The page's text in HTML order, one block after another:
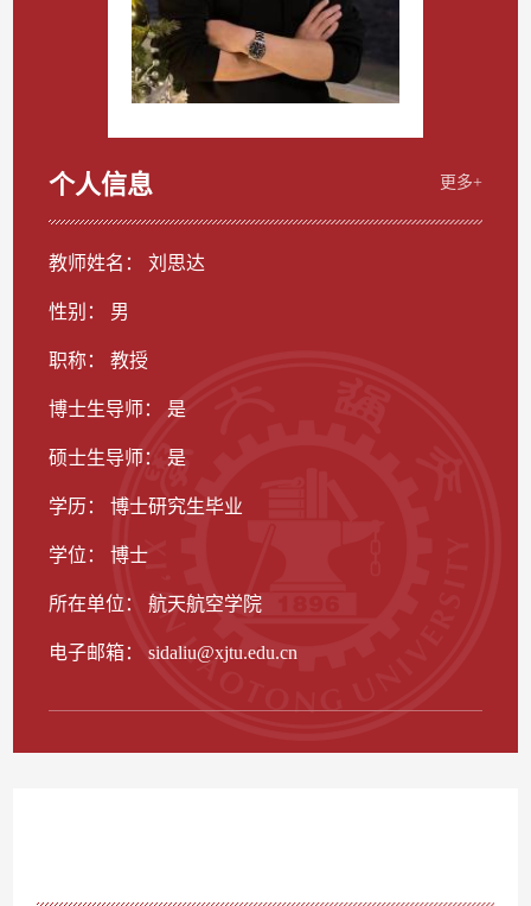
个人信息 更多+
教师姓名： 刘思达
性别： 男
职称： 教授
博士生导师： 是
硕士生导师： 是
学历： 博士研究生毕业
学位： 博士
所在单位： 航天航空学院
电子邮箱：sidaliu@xjtu.edu.cn